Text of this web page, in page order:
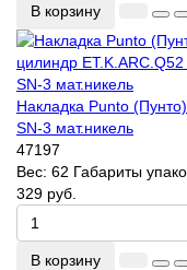
В корзину
Накладка Punto
SN-3 мат.никель
47197
Вес: 62 Габариты
329 руб.
В корзину